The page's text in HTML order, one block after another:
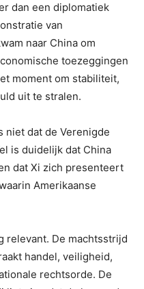
dan een diplomatiek
van
naar China om
toezeggingen
moment om stabiliteit,
uit te stralen.
niet dat de Verenigde
is duidelijk dat China
dat Xi zich presenteert
Amerikaanse
relevant. De machtsstrijd
handel, veiligheid,
rechtsorde. De